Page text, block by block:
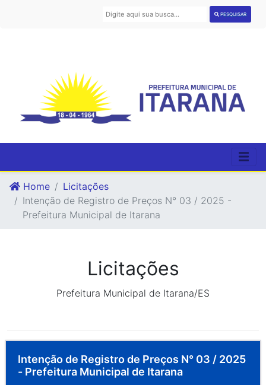
PESQUISAR
Home
Licitações
Intenção de Registro de Preços N° 03 / 2025 -
Prefeitura Municipal de Itarana
Licitações
Prefeitura Municipal de Itarana/ES
Intenção de Registro de Preços N° 03 / 2025
- Prefeitura Municipal de Itarana